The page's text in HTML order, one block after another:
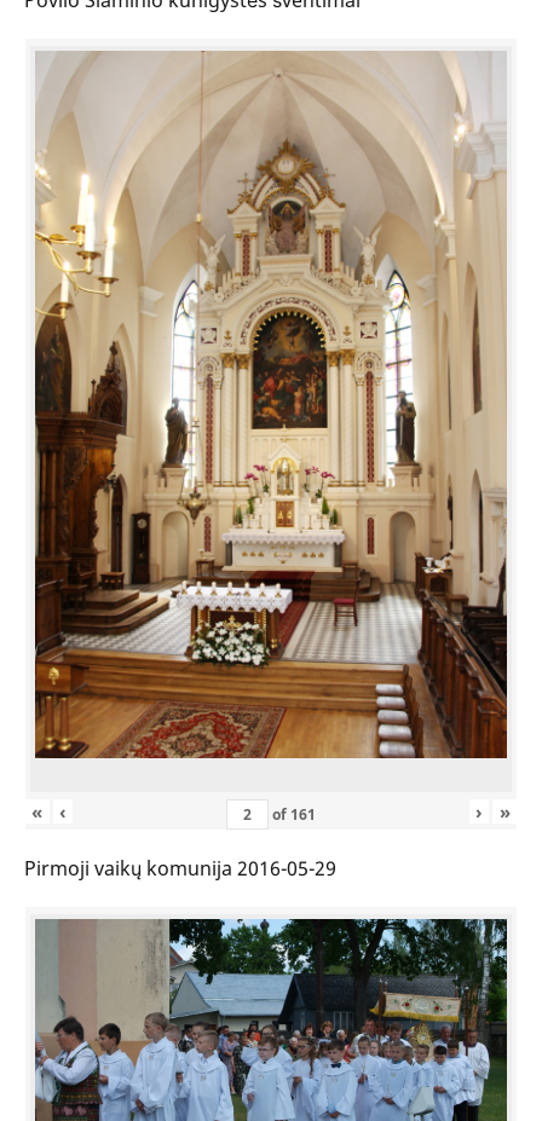
« ‹ of 161 › »
Pirmoji vaikų komunija 2016-05-29